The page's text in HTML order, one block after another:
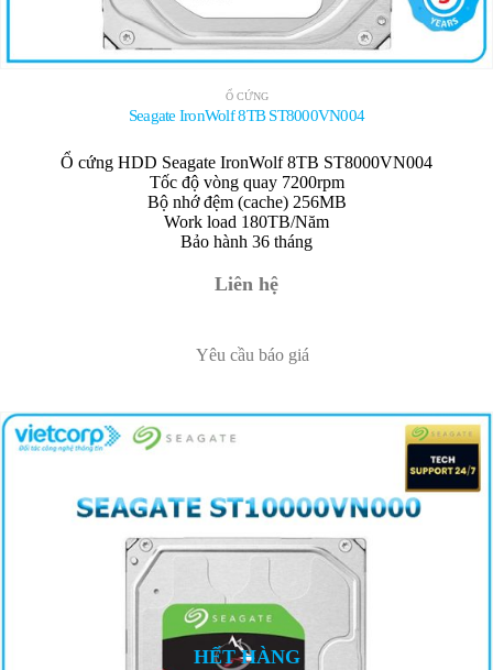
Ổ CỨNG
Seagate IronWolf 8TB ST8000VN004
Ổ cứng HDD Seagate IronWolf 8TB ST8000VN004
Tốc độ vòng quay 7200rpm
Bộ nhớ đệm (cache) 256MB
Work load 180TB/Năm
Bảo hành 36 tháng
Liên hệ
Yêu cầu báo giá
HẾT HÀNG